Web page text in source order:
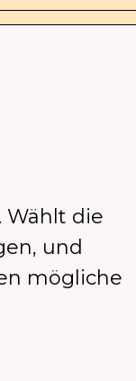
Wählt die
und
mögliche